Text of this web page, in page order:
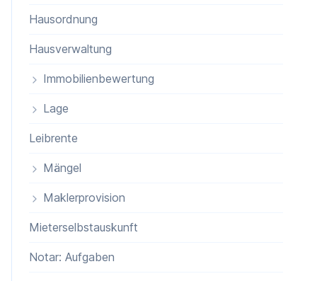
Hausordnung
Hausverwaltung
Immobilienbewertung
Lage
Leibrente
Mängel
Maklerprovision
Mieterselbstauskunft
Notar: Aufgaben